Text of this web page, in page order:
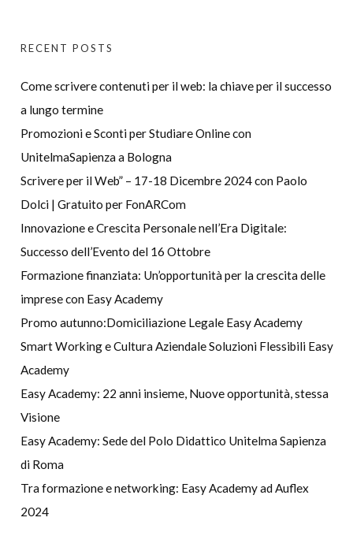
RECENT POSTS
Come scrivere contenuti per il web: la chiave per il successo
a lungo termine
Promozioni e Sconti per Studiare Online con
UnitelmaSapienza a Bologna
Scrivere per il Web” – 17-18 Dicembre 2024 con Paolo
Dolci | Gratuito per FonARCom
Innovazione e Crescita Personale nell’Era Digitale:
Successo dell’Evento del 16 Ottobre
Formazione finanziata: Un’opportunità per la crescita delle
imprese con Easy Academy
Promo autunno:Domiciliazione Legale Easy Academy
Smart Working e Cultura Aziendale Soluzioni Flessibili Easy
Academy
Easy Academy: 22 anni insieme, Nuove opportunità, stessa
Visione
Easy Academy: Sede del Polo Didattico Unitelma Sapienza
di Roma
Tra formazione e networking: Easy Academy ad Auflex
2024